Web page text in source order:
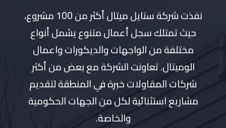
نفذت شركة ستايل ميتال أكثر من 100 مشروع،
حيث تمتلك سجل أعمال متنوع يشمل أنواع
مختلفة من الواجهات والديكورات واعمال
الوميتال. تعاونت الشركة مع بعض من أكثر
شركات المقاولات خبرة في المنطقة لتقديم
مشاريع استثنائية لكل من الجهات الحكومية
والخاصة.